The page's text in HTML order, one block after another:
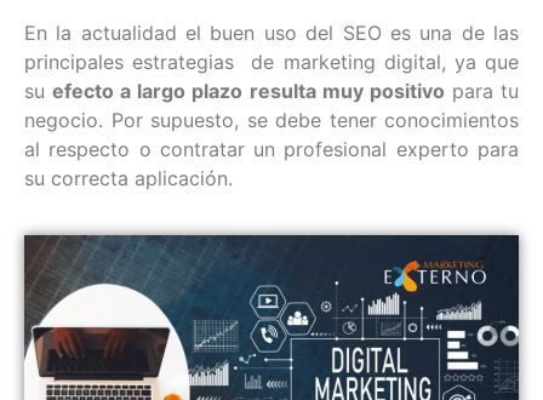
En la actualidad el buen uso del SEO es una de las
principales estrategias de marketing digital, ya que
suefecto a largo plazo resulta muy positivo para tu
negocio. Por supuesto, se debe tener conocimientos
al respecto o contratar un profesional experto para
su correcta aplicación.